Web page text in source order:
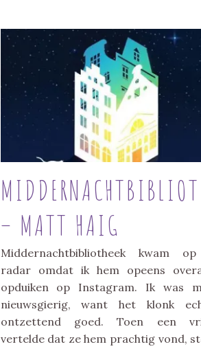
– MATT HAIG
Middernachtbibliotheek kwam
radar omdat ik hem opeens
opduiken op Instagram. Ik was
nieuwsgierig, want het klonk
ontzettend goed. Toen een
vertelde dat ze hem prachtig vond,